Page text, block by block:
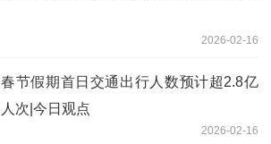
2026-02-16
春节假期首日交通出行人数预计超2.8亿
人次|今日观点
2026-02-16